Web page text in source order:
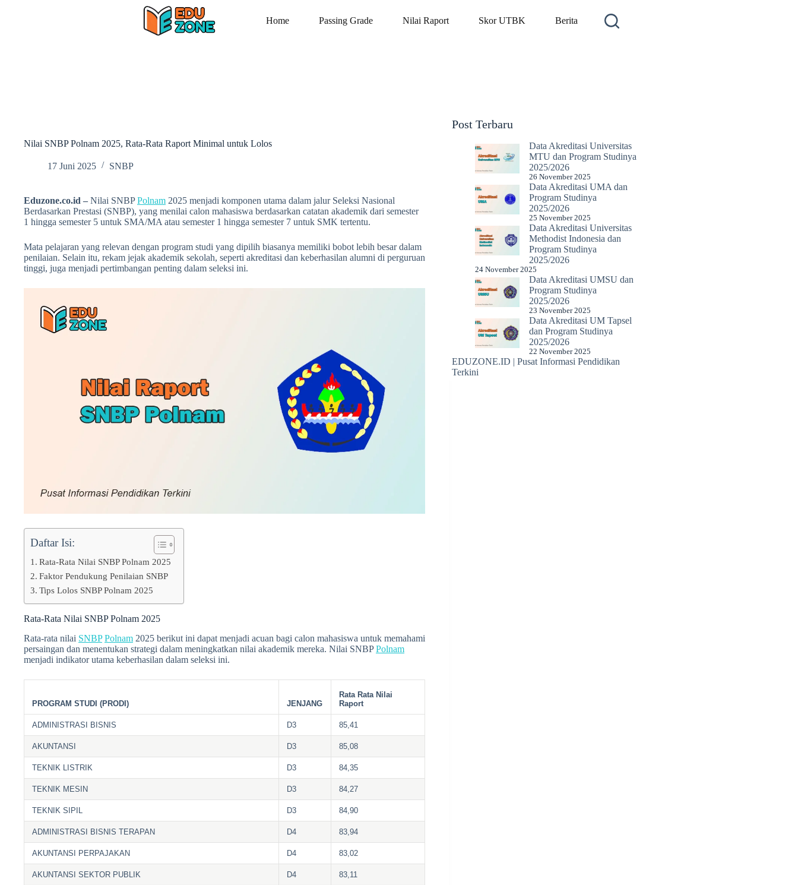
Home Passing Grade Nilai Raport Skor UTBK Berita
Nilai SNBP Polnam 2025, Rata-Rata Raport Minimal untuk Lolos
17 Juni 2025 SNBP
Eduzone.co.id – Nilai SNBPPolnam 2025 menjadi komponen utama dalam jalur Seleksi Nasional
Berdasarkan Prestasi (SNBP), yang menilai calon mahasiswa berdasarkan catatan akademik dari semester
1 hingga semester 5 untuk SMA/MA atau semester 1 hingga semester 7 untuk SMK tertentu.
Mata pelajaran yang relevan dengan program studi yang dipilih biasanya memiliki bobot lebih besar dalam
penilaian. Selain itu, rekam jejak akademik sekolah, seperti akreditasi dan keberhasilan alumni di perguruan
tinggi, juga menjadi pertimbangan penting dalam seleksi ini.
Daftar Isi:
Rata-Rata Nilai SNBP Polnam 2025
Faktor Pendukung Penilaian SNBP
Tips Lolos SNBP Polnam 2025
Rata-Rata Nilai SNBP Polnam 2025
Rata-rata nilai SNBP Polnam 2025 berikut ini dapat menjadi acuan bagi calon mahasiswa untuk memahami
persaingan dan menentukan strategi dalam meningkatkan nilai akademik mereka. Nilai SNBPPolnam
menjadi indikator utama keberhasilan dalam seleksi ini.
PROGRAM STUDI (PRODI) JENJANG
Rata Rata Nilai
Raport
ADMINISTRASI BISNIS D3 85,41
AKUNTANSI D3 85,08
TEKNIK LISTRIK D3 84,35
TEKNIK MESIN D3 84,27
TEKNIK SIPIL D3 84,90
ADMINISTRASI BISNIS TERAPAN D4 83,94
AKUNTANSI PERPAJAKAN D4 83,02
AKUNTANSI SEKTOR PUBLIK D4 83,11
Post Terbaru
Data Akreditasi Universitas
MTU dan Program Studinya
2025/2026
26 November 2025
Data Akreditasi UMA dan
Program Studinya
2025/2026
25 November 2025
Data Akreditasi Universitas
Methodist Indonesia dan
Program Studinya
2025/2026
24 November 2025
Data Akreditasi UMSU dan
Program Studinya
2025/2026
23 November 2025
Data Akreditasi UM Tapsel
dan Program Studinya
2025/2026
22 November 2025
EDUZONE.ID | Pusat Informasi Pendidikan
Terkini